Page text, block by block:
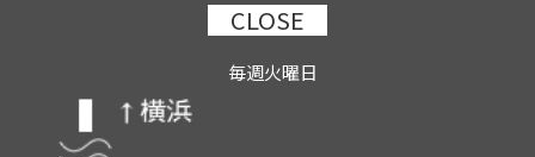
CLOSE
毎週火曜日